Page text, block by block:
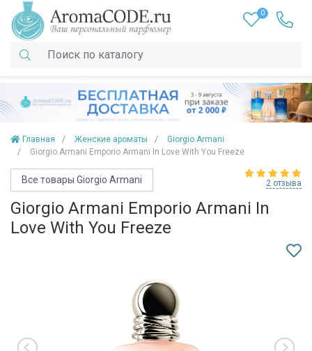
0
Главная Женские ароматы
Giorgio Armani
Giorgio Armani Emporio Armani In Love With You Freeze
Все товары Giorgio Armani 2 отзыва
Giorgio Armani Emporio Armani In
Love With You Freeze